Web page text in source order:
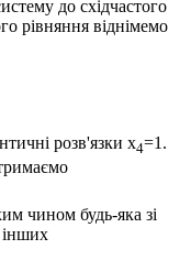
до східчастого
рівняння віднімемо
розв'язки x4=1.
чином будь-яка зі
інших